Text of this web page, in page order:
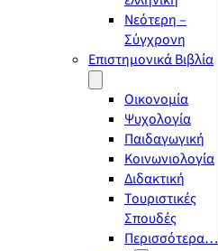
Νεότερη –
Σύγχρονη
Επιστημονικά Βιβλία
Οικονομία
Ψυχολογία
Παιδαγωγική
Κοινωνιολογία
Διδακτική
Τουριστικές
Σπουδές
Περισσότερα…